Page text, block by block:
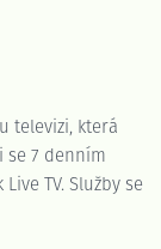
televizi, která
se 7 denním
TV. Služby se